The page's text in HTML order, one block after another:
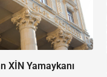
XİN Yamaykanı